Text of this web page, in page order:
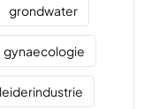
grondwater
gynaecologie